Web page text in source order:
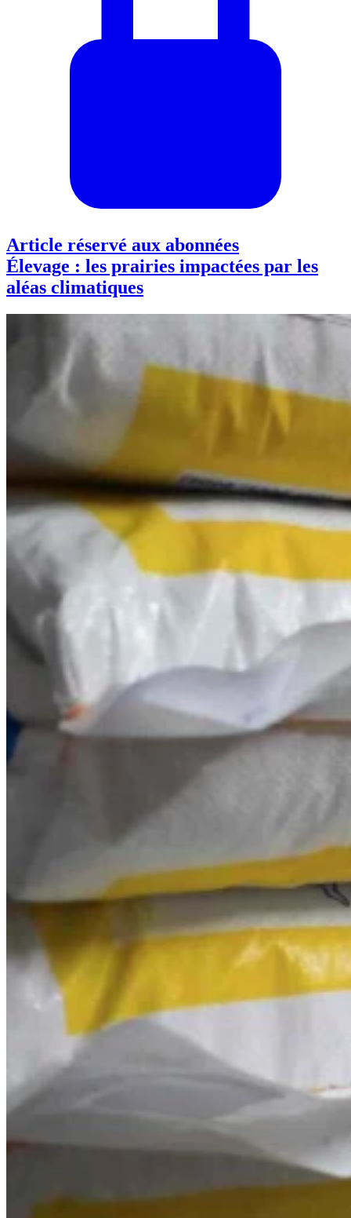
Article réservé aux abonnées
Élevage : les prairies impactées par les
aléas climatiques